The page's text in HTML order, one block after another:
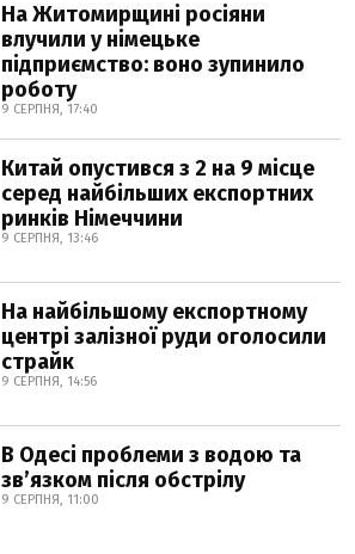
На Житомирщині росіяни
влучили у німецьке
підприємство: воно зупинило
роботу
9 СЕРПНЯ, 17:40
Китай опустився з 2 на 9 місце
серед найбільших експортних
ринків Німеччини
9 СЕРПНЯ, 13:46
На найбільшому експортному
центрі залізної руди оголосили
страйк
9 СЕРПНЯ, 14:56
В Одесі проблеми з водою та
звʼязком після обстрілу
9 СЕРПНЯ, 11:00